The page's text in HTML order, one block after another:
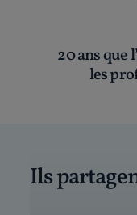
20 ans que
les
Ils